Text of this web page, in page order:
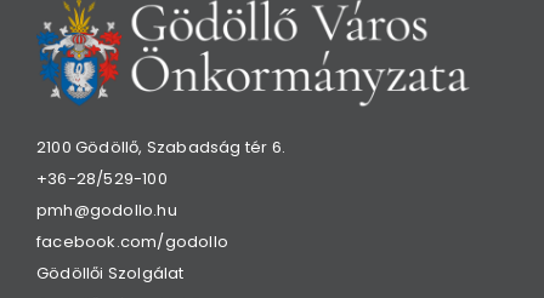
2100 Gödöllő, Szabadság tér 6.
+36-28/529-100
pmh@godollo.hu
facebook.com/godollo
Gödöllői Szolgálat